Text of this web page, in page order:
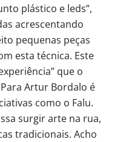
plástico e leds”,
acrescentando
pequenas peças
esta técnica. Este
que o
Artur Bordalo é
como o Falu.
surgir arte na rua,
tradicionais. Acho